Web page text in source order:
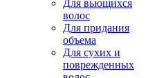
Для вьющихся
волос
Для придания
объема
Для сухих и
поврежденных